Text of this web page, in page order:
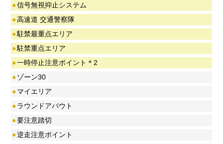
●信号無視抑止システム
●高速道 交通警察隊
●駐禁最重点エリア
●駐禁重点エリア
●一時停止注意ポイント＊2
●ゾーン30
●マイエリア
●ラウンドアバウト
●要注意踏切
●逆走注意ポイント